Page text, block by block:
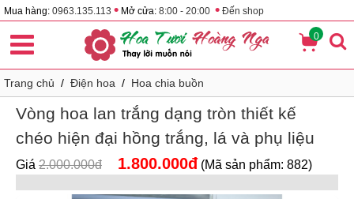
Mua hàng: 0963.135.113 • Mở cửa: 8:00 - 20:00 • Đến shop
0
Trang chủ / Điện hoa / Hoa chia buồn
Vòng hoa lan trắng dạng tròn thiết kế
chéo hiện đại hồng trắng, lá và phụ liệu
Giá 2.000.000đ 1.800.000đ (Mã sản phẩm: 882)